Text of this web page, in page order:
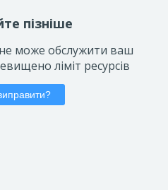
пізніше
може обслужити ваш
ліміт ресурсів